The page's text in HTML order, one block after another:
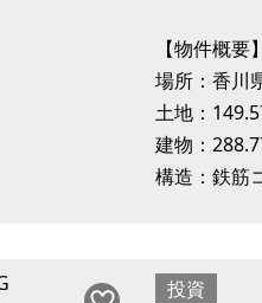
【物件概
場所：香川
土地：
建物：
構造：鉄筋
投資